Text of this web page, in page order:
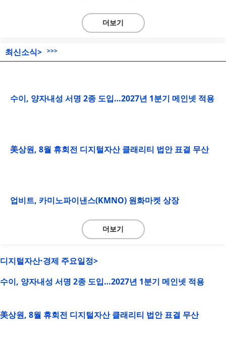
더보기
최신소식> >>>
수이, 양자내성 서명 2종 도입…2027년 1분기 메인넷 적용
美상원, 8월 휴회전 디지털자산 클래리티 법안 표결 무산
업비트, 카미노파이낸스(KMNO) 원화마켓 상장
더보기
디지털자산·경제 주요일정>
수이, 양자내성 서명 2종 도입…2027년 1분기 메인넷 적용
美상원, 8월 휴회전 디지털자산 클래리티 법안 표결 무산